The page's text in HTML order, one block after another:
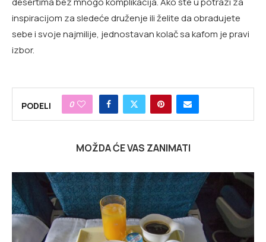
inspiracijom za sledeće druženje ili želite da obradujete
sebe i svoje najmilije, jednostavan kolač sa kafom je pravi
izbor.
PODELI 0
MOŽDA ĆE VAS ZANIMATI